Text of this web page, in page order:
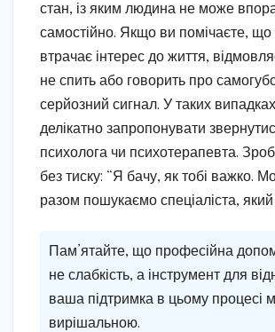
стан, із яким людина не може
самостійно. Якщо ви помічаєте,
втрачає інтерес до життя,
не спить або говорить про
серйозний сигнал. У таких
делікатно запропонувати
психолога чи психотерапевта.
без тиску: “Я бачу, як тобі важко.
разом пошукаємо спеціаліста,
Пам’ятайте, що професійна
не слабкість, а інструмент для
ваша підтримка в цьому процесі
вирішальною.